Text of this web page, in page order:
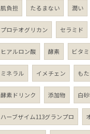
肌負担 たるまない 潤い
プロテオグリカン セラミド
ヒアルロン酸 酵素 ビタ
ミネラル イメチェン も
酵素ドリンク 添加物 白
ハーブザイム113グランプロ